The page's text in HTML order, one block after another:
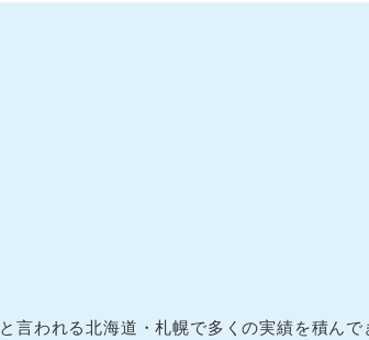
われる北海道・札幌で多くの実績を積んで